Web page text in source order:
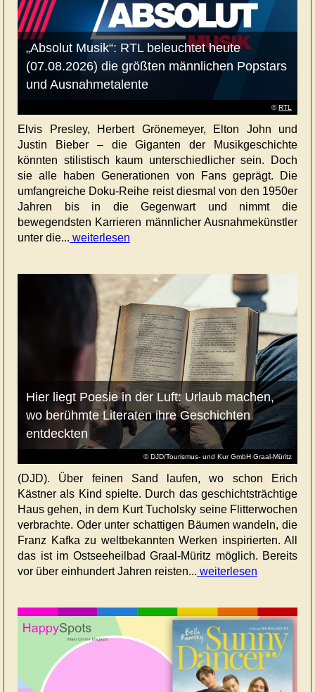
©RTL
„Absolut Musik“: RTL beleuchtet heute
(07.08.2026) die größten männlichen Popstars
und Ausnahmetalente
Elvis Presley, Herbert Grönemeyer, Elton John und
Justin Bieber – die Giganten der Musikgeschichte
könnten stilistisch kaum unterschiedlicher sein. Doch
sie alle haben Generationen von Fans geprägt. Die
umfangreiche Doku-Reihe reist diesmal von den 1950er
Jahren bis in die Gegenwart und nimmt die
bewegendsten Karrieren männlicher Ausnahmekünstler
unter die... weiterlesen
© DJD/Tourismus- und Kur GmbH Graal-Müritz
Hier liegt Poesie in der Luft: Urlaub machen,
wo berühmte Literaten ihre Geschichten
entdeckten
(DJD). Über feinen Sand laufen, wo schon Erich
Kästner als Kind spielte. Durch das geschichtsträchtige
Haus gehen, in dem Kurt Tucholsky seine Flitterwochen
verbrachte. Oder unter schattigen Bäumen wandeln, die
Franz Kafka zu weltbekannten Werken inspirierten. All
das ist im Ostseeheilbad Graal-Müritz möglich. Bereits
vor über einhundert Jahren reisten... weiterlesen